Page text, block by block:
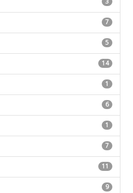
7
5
14
1
6
1
7
11
9